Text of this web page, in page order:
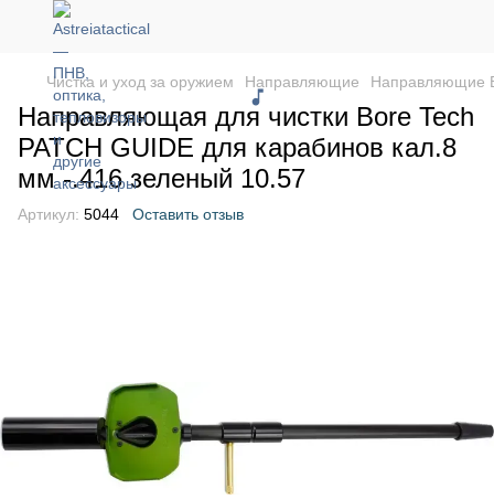
Чистка и уход за оружием Направляющие Направляющие
Направляющая для чистки Bore Tech
PATCH GUIDE для карабинов кал.8
мм -.416 зеленый 10.57
Артикул: 5044 Оставить отзыв